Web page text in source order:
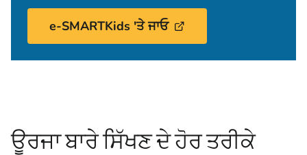
e-SMARTKids 'ਤੇ ਜਾਓ
ਊਰਜਾ ਬਾਰੇ ਸਿੱਖਣ ਦੇ ਹੋਰ ਤਰੀਕੇ